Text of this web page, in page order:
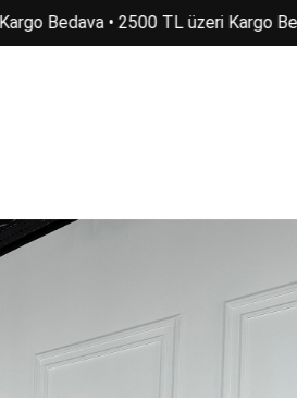
Bedava • 2500 TL üzeri Kargo